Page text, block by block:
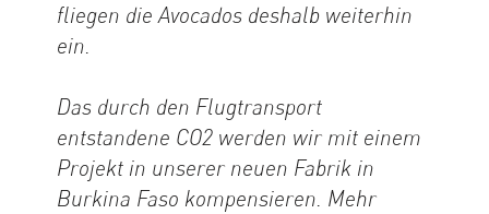
fliegen die Avocados deshalb weiterhin
ein.
Das durch den Flugtransport
entstandene CO2 werden wir mit einem
Projekt in unserer neuen Fabrik in
Burkina Faso kompensieren. Mehr